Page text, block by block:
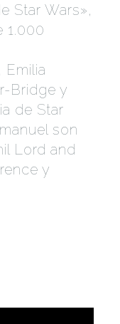
Star Wars»,
1.000
Bridge y
de Star
son
Lord and
y